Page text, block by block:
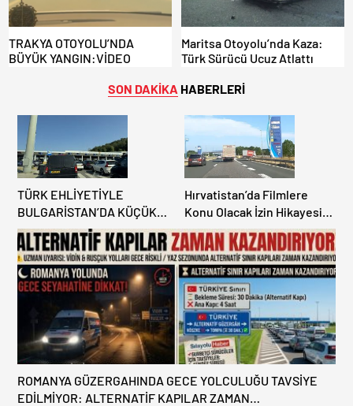
TRAKYA OTOYOLU’NDA
BÜYÜK YANGIN:VİDEO
Maritsa Otoyolu’nda Kaza:
Türk Sürücü Ucuz Atlattı
SON DAKİKA HABERLERİ
TÜRK EHLİYETİYLE
BULGARİSTAN’DA KÜÇÜK
HATA, ARACINA 6 AY EL
KONULMASINA YOL AÇTI
Hırvatistan’da Filmlere
Konu Olacak İzin Hikayesi:
Benzinlikte Eşini Unuttu!
ROMANYA GÜZERGAHINDA GECE YOLCULUĞU TAVSİYE
EDİLMİYOR: ALTERNATİF KAPILAR ZAMAN